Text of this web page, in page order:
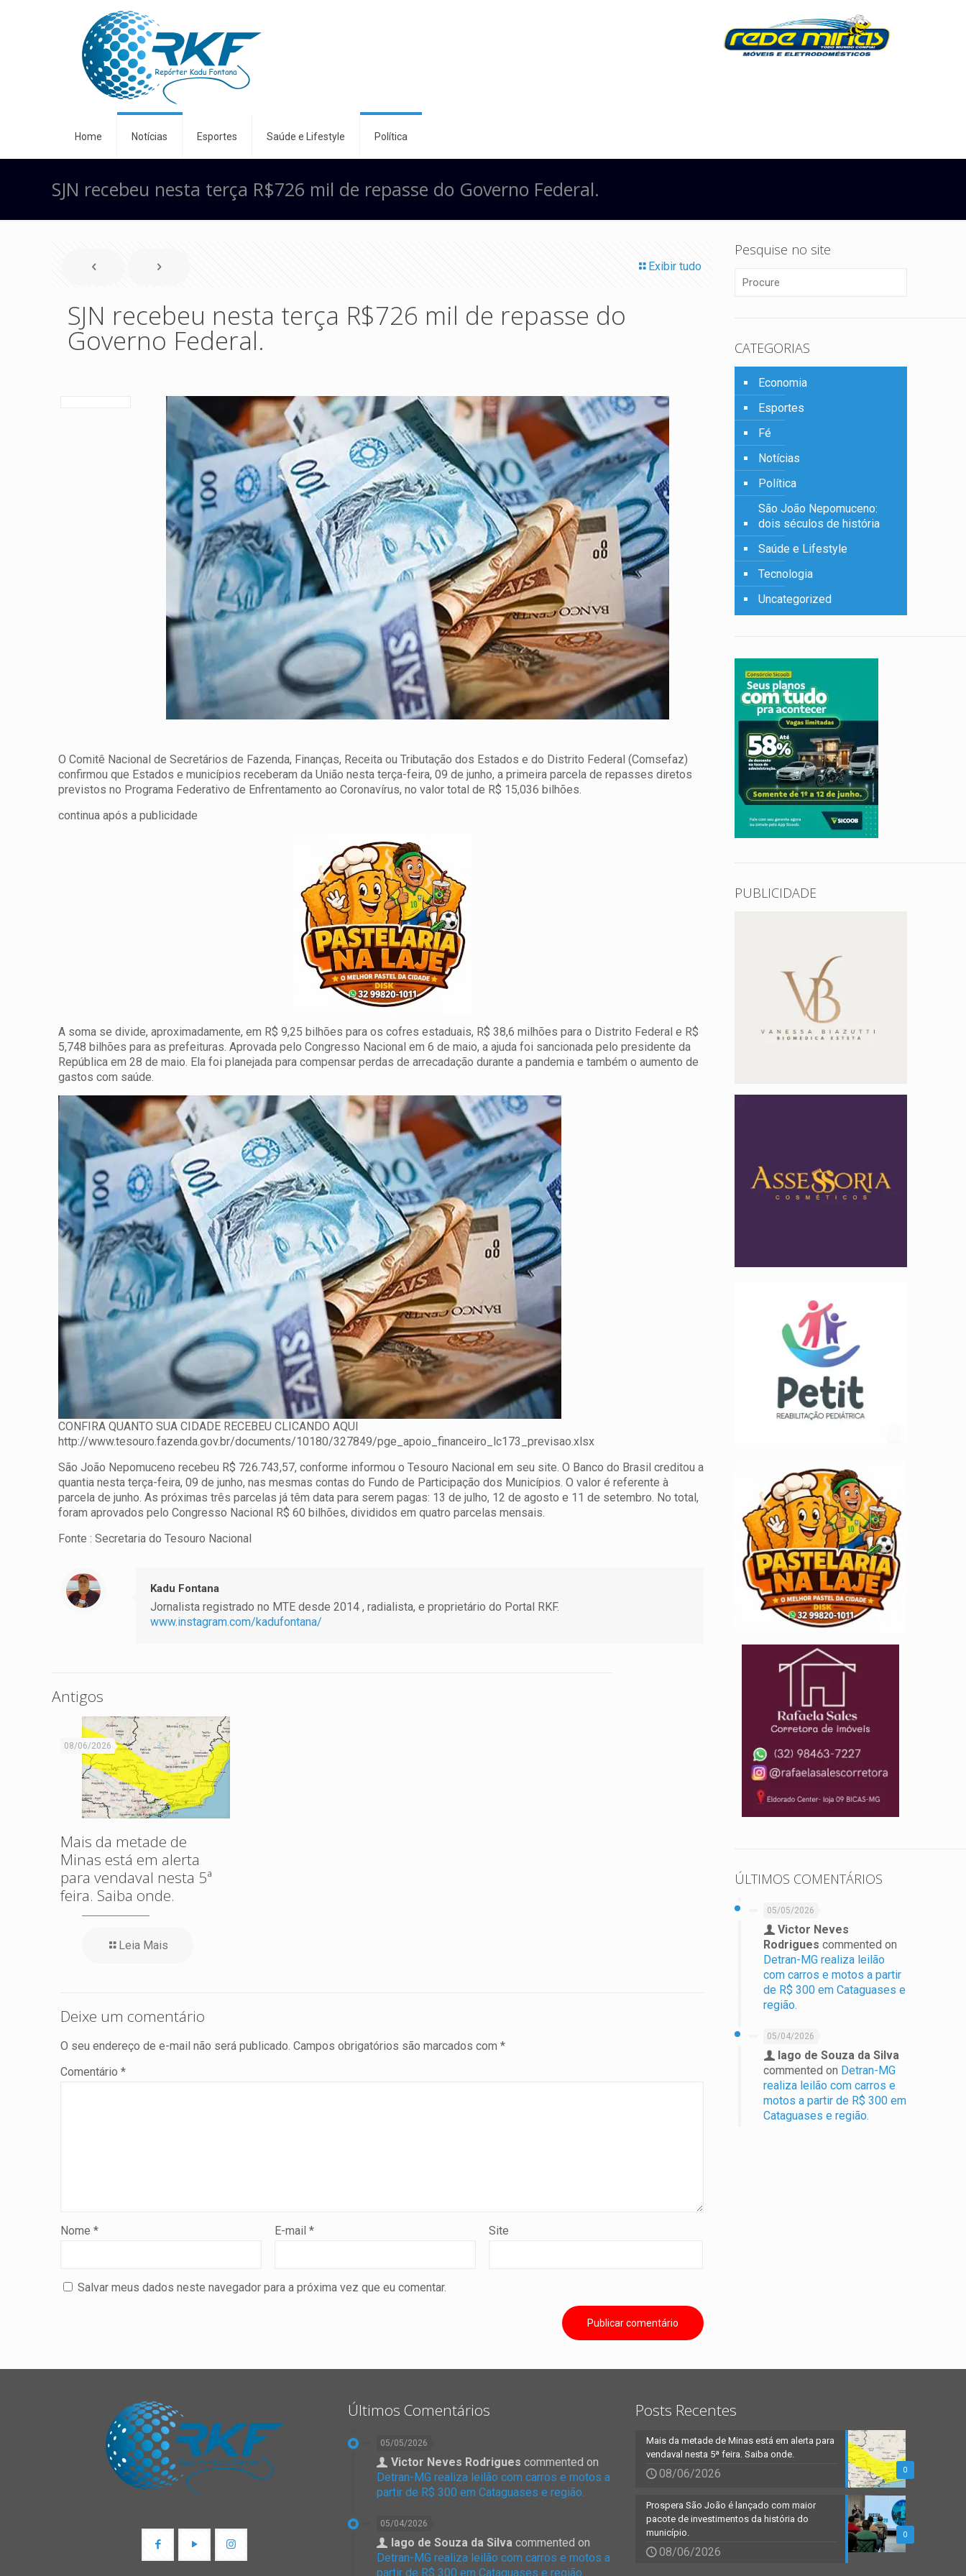
Home Notícias Esportes Saúde e Lifestyle Política
SJN recebeu nesta terça R$726 mil de repasse do Governo Federal.
Exibir tudo
SJN recebeu nesta terça R$726 mil de repasse do
Governo Federal.
O Comitê Nacional de Secretários de Fazenda, Finanças, Receita ou Tributação dos Estados e do Distrito Federal (Comsefaz)
confirmou que Estados e municípios receberam da União nesta terça-feira, 09 de junho, a primeira parcela de repasses diretos
previstos no Programa Federativo de Enfrentamento ao Coronavírus, no valor total de R$ 15,036 bilhões.
continua após a publicidade
A soma se divide, aproximadamente, em R$ 9,25 bilhões para os cofres estaduais, R$ 38,6 milhões para o Distrito Federal e R$
5,748 bilhões para as prefeituras. Aprovada pelo Congresso Nacional em 6 de maio, a ajuda foi sancionada pelo presidente da
República em 28 de maio. Ela foi planejada para compensar perdas de arrecadação durante a pandemia e também o aumento de
gastos com saúde.
CONFIRA QUANTO SUA CIDADE RECEBEU CLICANDO AQUI
http://www.tesouro.fazenda.gov.br/documents/10180/327849/pge_apoio_financeiro_lc173_previsao.xlsx
São João Nepomuceno recebeu R$ 726.743,57, conforme informou o Tesouro Nacional em seu site. O Banco do Brasil creditou a
quantia nesta terça-feira, 09 de junho, nas mesmas contas do Fundo de Participação dos Municípios. O valor é referente à
parcela de junho. As próximas três parcelas já têm data para serem pagas: 13 de julho, 12 de agosto e 11 de setembro. No total,
foram aprovados pelo Congresso Nacional R$ 60 bilhões, divididos em quatro parcelas mensais.
Fonte : Secretaria do Tesouro Nacional
Kadu Fontana
Jornalista registrado no MTE desde 2014 , radialista, e proprietário do Portal RKF.
www.instagram.com/kadufontana/
Antigos
08/06/2026
Mais da metade de
Minas está em alerta
para vendaval nesta 5ª
feira. Saiba onde.
Leia Mais
Deixe um comentário
O seu endereço de e-mail não será publicado. Campos obrigatórios são marcados com *
Comentário *
Nome * E-mail* Site
Salvar meus dados neste navegador para a próxima vez que eu comentar.
Pesquise no site
CATEGORIAS
Economia
Esportes
Fé
Notícias
Política
São João Nepomuceno:
dois séculos de história
Saúde e Lifestyle
Tecnologia
Uncategorized
PUBLICIDADE
ÚLTIMOS COMENTÁRIOS
05/05/2026
Victor Neves
Rodrigues commented on
Detran-MG realiza leilão
com carros e motos a partir
de R$ 300 em Cataguases e
região.
05/04/2026
Iago de Souza da Silva
commented on Detran-MG
realiza leilão com carros e
motos a partir de R$ 300 em
Cataguases e região.
Últimos Comentários
05/05/2026
Victor Neves Rodrigues commented on
Detran-MG realiza leilão com carros e motos a
partir de R$ 300 em Cataguases e região.
05/04/2026
Iago de Souza da Silva commented on
Detran-MG realiza leilão com carros e motos a
partir de R$ 300 em Cataguases e região.
Posts Recentes
0
Mais da metade de Minas está em alerta para
vendaval nesta 5ª feira. Saiba onde.
08/06/2026
0
Prospera São João é lançado com maior
pacote de investimentos da história do
município.
08/06/2026